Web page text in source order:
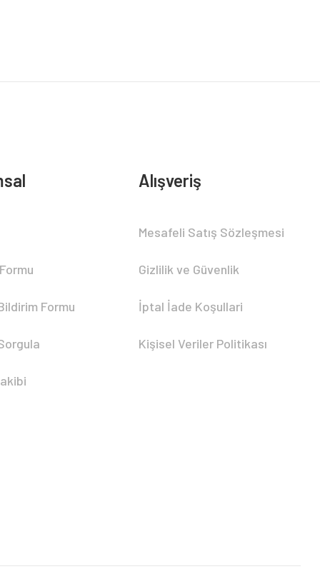
Formu
Alışveriş
Mesafeli Satış Sözleşmesi
Gizlilik ve Güvenlik
İptal İade Koşullari
Kişisel Veriler Politikası